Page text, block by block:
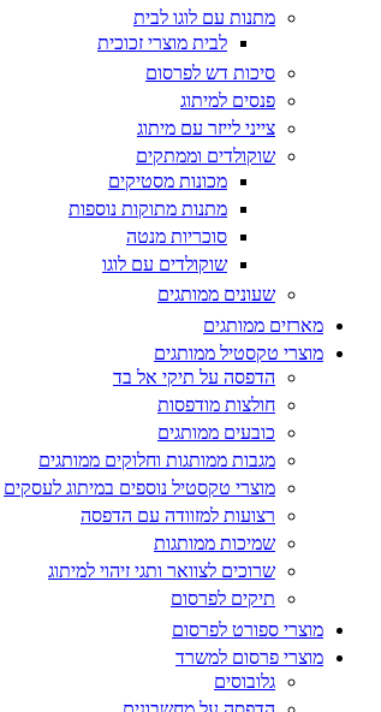
מתנות עם לוגו לבית
לבית מוצרי זכוכית
סיכות דש לפרסום
פנסים למיתוג
צייני לייזר עם מיתוג
שוקולדים וממתקים
מכונות מסטיקים
מתנות מתוקות נוספות
סוכריות מנטה
שוקולדים עם לוגו
שעונים ממותגים
מארזים ממותגים
מוצרי טקסטיל ממותגים
הדפסה על תיקי אל בד
חולצות מודפסות
כובעים ממותגים
מגבות ממותגות וחלוקים ממותגים
מוצרי טקסטיל נוספים במיתוג לעסקים
רצועות למזוודה עם הדפסה
שמיכות ממותגות
שרוכים לצוואר ותגי זיהוי למיתוג
תיקים לפרסום
מוצרי ספורט לפרסום
מוצרי פרסום למשרד
גלובוסים